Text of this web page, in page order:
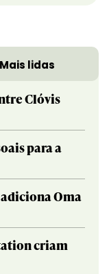
Mais lidas
Clóvis
para a
Oma
criam